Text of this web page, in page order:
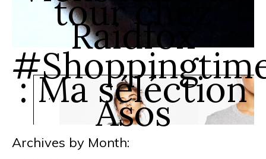
tour chez
Raidfox
: Ma séléction
Asos
Archives by Month: